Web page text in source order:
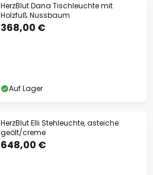
HerzBlut Dana Tischleuchte mit
Holzfuß Nussbaum
368,00 €
Auf Lager
HerzBlut Elli Stehleuchte, asteiche
geölt/creme
648,00 €